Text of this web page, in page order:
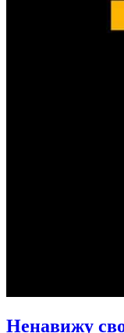
Ненавижу